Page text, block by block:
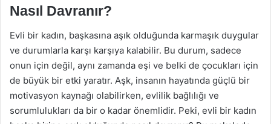
Nasıl Davranır?
Evli bir kadın, başkasına aşık olduğunda karmaşık duygular
ve durumlarla karşı karşıya kalabilir. Bu durum, sadece
onun için değil, aynı zamanda eşi ve belki de çocukları için
de büyük bir etki yaratır. Aşk, insanın hayatında güçlü bir
motivasyon kaynağı olabilirken, evlilik bağlılığı ve
sorumlulukları da bir o kadar önemlidir. Peki, evli bir kadın